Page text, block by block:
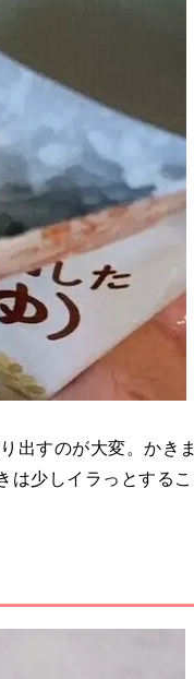
出すのが大変。かきま
は少しイラっとするこ